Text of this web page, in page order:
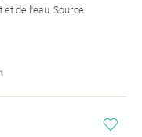
de l'eau. Source:
i